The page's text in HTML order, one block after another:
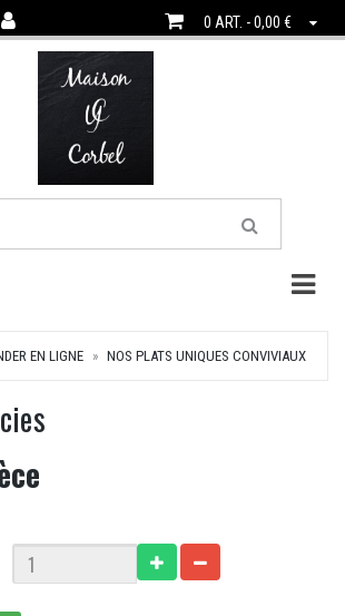
0 ART. - 0,00 €
EN LIGNE NOS PLATS UNIQUES CONVIVIAUX